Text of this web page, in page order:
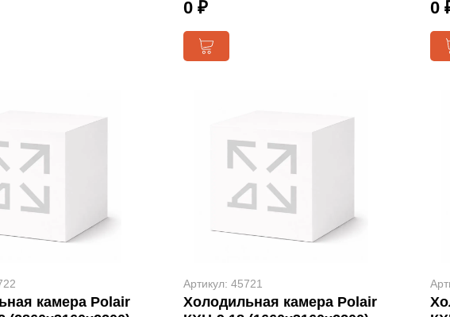
0 ₽ 0
камера Polair
Артикул: 45721
Холодильная камера Polair